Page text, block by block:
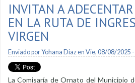
INVITAN A
EN LA RUTA DE
VIRGEN
Enviado porYohana Diazen Vie, 08/08/2025
La Comisaría de Ornato del Municipio